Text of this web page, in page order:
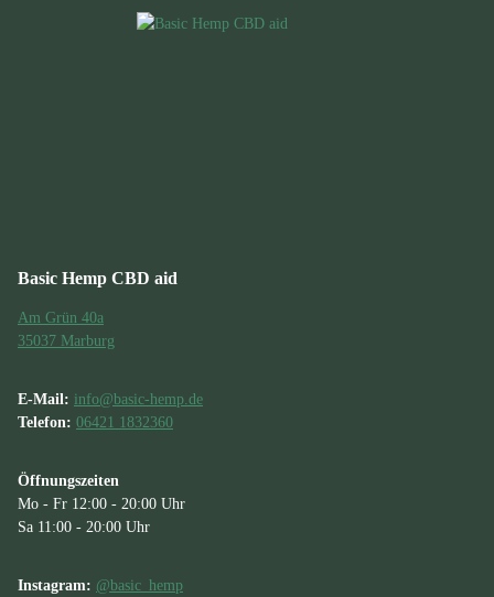
Basic Hemp CBD aid
Am Grün 40a
35037 Marburg
E-Mail: info@basic-hemp.de
Telefon: 06421 1832360
Öffnungszeiten
Mo - Fr 12:00 - 20:00 Uhr
Sa 11:00 - 20:00 Uhr
Instagram: @basic_hemp